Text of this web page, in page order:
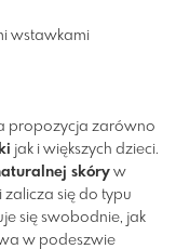
wstawkami
propozycja zarówno
jak i większych dzieci.
skóry w
zalicza się do typu
się swobodnie, jak
w podeszwie